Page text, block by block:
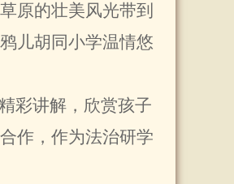
原的壮美风光带到
儿胡同小学温情悠
彩讲解，欣赏孩子
作，作为法治研学